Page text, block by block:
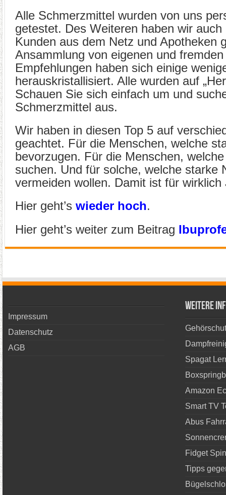
Alle Schmerzmittel wurden von uns
getestet. Des Weiteren haben wir
Kunden aus dem Netz und Apotheken
Ansammlung von eigenen und
Empfehlungen haben sich einige
herauskristallisiert. Alle wurden auf
Schauen Sie sich einfach um und
Schmerzmittel aus.
Wir haben in diesen Top 5 auf
geachtet. Für die Menschen, welche
bevorzugen. Für die Menschen,
suchen. Und für solche, welche starke
vermeiden wollen. Damit ist für
Hier geht’swieder hoch.
Hier geht’s weiter zum Beitrag
Impressum
Datenschutz
AGB
Weitere
Spagat
Amazon
Smart TV
Abus
Fidget
Tipps